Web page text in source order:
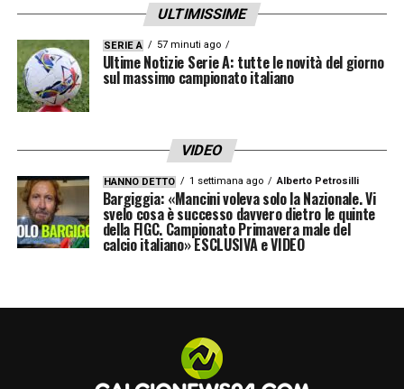
ULTIMISSIME
SERIE A 57 minuti ago
Ultime Notizie Serie A: tutte le novità del giorno
sul massimo campionato italiano
VIDEO
HANNO DETTO 1 settimana ago Alberto Petrosilli
Bargiggia: «Mancini voleva solo la Nazionale. Vi
svelo cosa è successo davvero dietro le quinte
della FIGC. Campionato Primavera male del
calcio italiano» ESCLUSIVA e VIDEO